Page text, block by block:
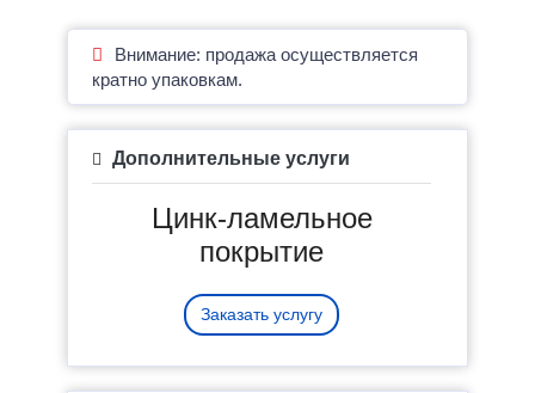
Внимание: продажа осуществляется
кратно упаковкам.
Дополнительные услуги
Цинк-ламельное
покрытие
Заказать услугу